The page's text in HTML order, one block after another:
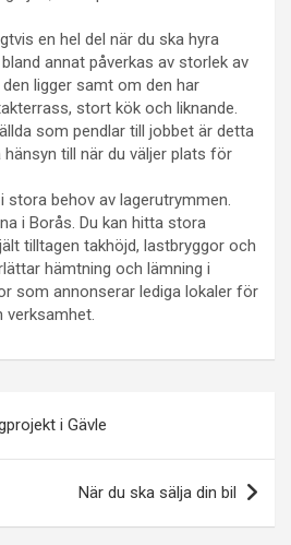
en hel del när du ska hyra
annat påverkas av storlek av
ligger samt om den har
stort kök och liknande.
som pendlar till jobbet är detta
till när du väljer plats för
stora behov av lagerutrymmen.
i Borås. Du kan hitta stora
tilltagen takhöjd, lastbryggor och
hämtning och lämning i
som annonserar lediga lokaler för
verksamhet.
i Gävle
När du ska sälja din bil